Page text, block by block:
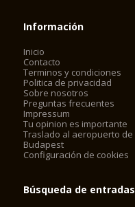
Información
Inicio
Contacto
Terminos y condiciones
Politica de privacidad
Sobre nosotros
Preguntas frecuentes
Impressum
Tu opinion es importante
Traslado al aeropuerto de
Budapest
Configuración de cookies
Búsqueda de entradas